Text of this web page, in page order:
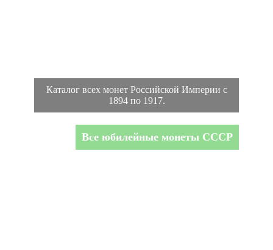
Каталог всех монет Российской Империи с
1894 по 1917.
Все юбилейные монеты СССР